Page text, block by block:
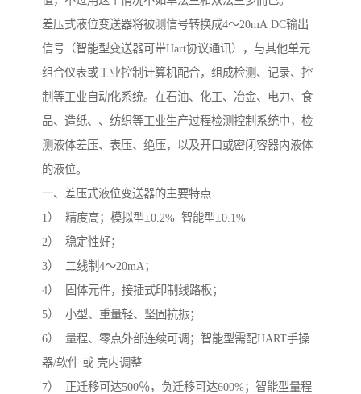
差压式液位变送器将被测信号转换成4～20mA DC输出
信号（智能型变送器可带Hart协议通讯），与其他单元
组合仪表或工业控制计算机配合，组成检测、记录、控
制等工业自动化系统。在石油、化工、冶金、电力、食
品、造纸、、纺织等工业生产过程检测控制系统中，检
测液体差压、表压、绝压，以及开口或密闭容器内液体
的液位。
一、差压式液位变送器的主要特点
1） 精度高；模拟型±0.2% 智能型±0.1%
2） 稳定性好；
3） 二线制4～20mA；
4） 固体元件，接插式印制线路板；
5） 小型、重量轻、坚固抗振；
6） 量程、零点外部连续可调；智能型需配HART手操
器/软件 或 壳内调整
7） 正迁移可达500％，负迁移可达600%；智能型量程